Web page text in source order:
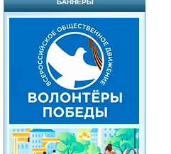
БАННЕРЫ